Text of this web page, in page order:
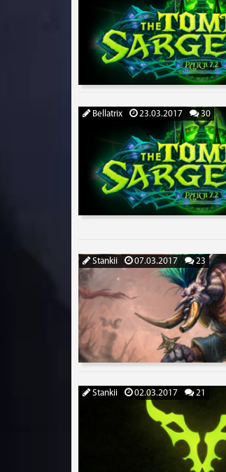
Bellatrix 23.03.2017 30
Stankii 07.03.2017 23
Stankii 02.03.2017 21